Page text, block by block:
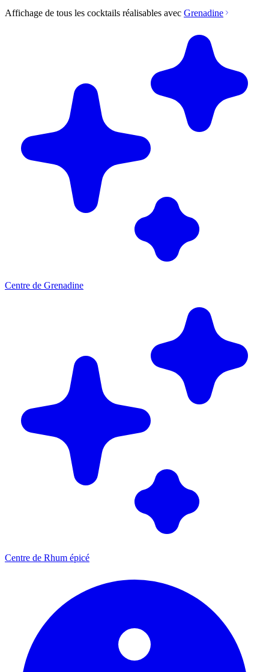
Affichage de tous les cocktails réalisables avec Grenadine
Centre de Grenadine
Centre de Rhum épicé